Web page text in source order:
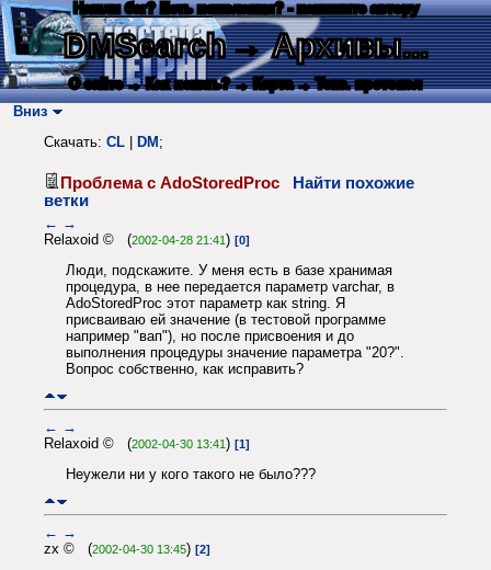
Нашли баг? Есть пожелания? - напишите автору
DMSearch→ Архивы...
О сайте → Как искать? → Карта → Текс. протокол
Вниз
Скачать: CL DM ;
Проблема с AdoStoredProc
Найти похожие
ветки
← →
Relaxoid © (2002-04-28 21:41) [0]
Люди, подскажите. У меня есть в базе хранимая
процедура, в нее передается параметр varchar, в
AdoStoredProc этот параметр как string. Я
присваиваю ей значение (в тестовой программе
например "вап"), но после присвоения и до
выполнения процедуры значение параметра "20?".
Вопрос собственно, как исправить?
← →
Relaxoid © (2002-04-30 13:41) [1]
Неужели ни у кого такого не было???
← →
zx © (2002-04-30 13:45) [2]